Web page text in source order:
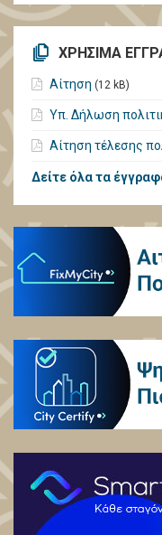
ΧΡΗΣΙΜΑ
Αίτηση (12 kB)
Υπ. Δήλωση
Αίτηση τέλεσης
Δείτε όλα τα